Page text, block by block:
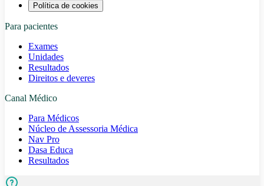
Política de cookies
Para pacientes
Exames
Unidades
Resultados
Direitos e deveres
Canal Médico
Para Médicos
Núcleo de Assessoria Médica
Nav Pro
Dasa Educa
Resultados